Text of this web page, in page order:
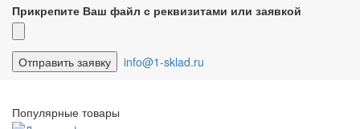
Прикрепите Ваш файл с реквизитами или заявкой
info@1-sklad.ru
Популярные товары